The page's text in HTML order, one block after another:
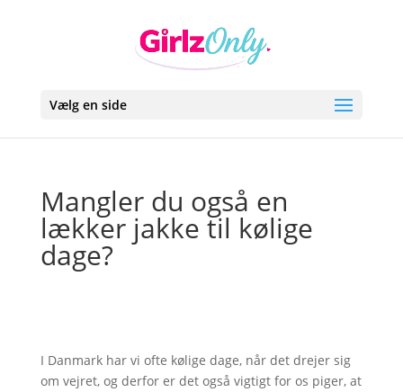
Vælg en side
Mangler du også en
lækker jakke til kølige
dage?
I Danmark har vi ofte kølige dage, når det drejer sig
om vejret, og derfor er det også vigtigt for os piger, at